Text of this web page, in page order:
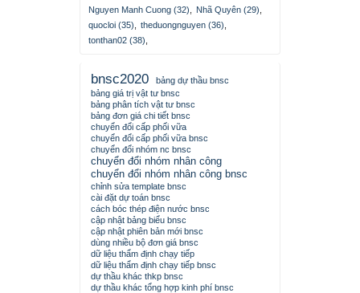
Nguyen Manh Cuong (32)
Nhã Quyên (29)
quocloi (35)
theduongnguyen (36)
tonthan02 (38)
bnsc2020
bảng dự thầu bnsc
bảng giá trị vật tư bnsc
bảng phân tích vật tư bnsc
bảng đơn giá chi tiết bnsc
chuyển đổi cấp phối vữa
chuyển đổi cấp phối vữa bnsc
chuyển đổi nhóm nc bnsc
chuyển đổi nhóm nhân công
chuyển đổi nhóm nhân công bnsc
chỉnh sửa template bnsc
cài đặt dự toán bnsc
cách bóc thép điện nước bnsc
cập nhật bảng biểu bnsc
cập nhật phiên bản mới bnsc
dùng nhiều bộ đơn giá bnsc
dữ liệu thẩm định chạy tiếp
dữ liệu thẩm định chạy tiếp bnsc
dự thầu khác thkp bnsc
dự thầu khác tổng hợp kinh phí bnsc